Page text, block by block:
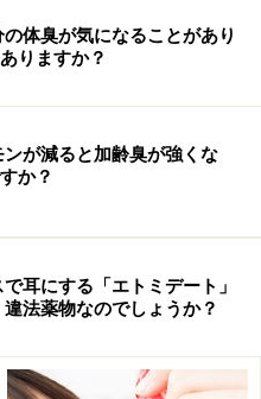
agents,
一般に細菌、真菌、ウ
る)に対する抗微生物
、予防に使用されて
いられる抗微生物薬
微生物活性を持つも
薬、抗寄生虫薬を含
：抗微生物薬の中で
の総称として用いら
物、その他の生活細
体臭が気になることがあり
りますか？
が減ると加齢臭が強くな
か？
耳にする「エトミデート」
法薬物なのでしょうか？